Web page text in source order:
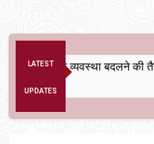
LATEST
UPDATES
अनैतिक व्यवस्था बदलने की तैयारी